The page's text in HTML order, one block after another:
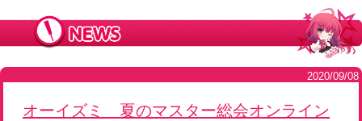
2020/09/08
オーイズミ 夏のマスター総会オンライン